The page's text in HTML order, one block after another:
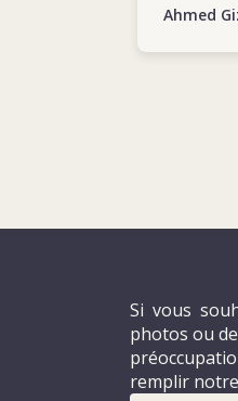
Ahmed
Si vous
photos ou
remplir